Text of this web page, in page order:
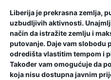
Liberija je prekrasna zemlja,
uzbudljivih aktivnosti.
način da istražite zemlju i
putovanje. Daje vam slobodu
odredišta vlastitim tempom i
Također vam omogućuje da
koja nisu dostupna javnim